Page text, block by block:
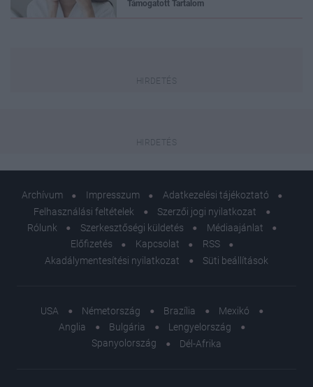
Támogatott Tartalom
Archívum Impresszum
Adatkezelési tájékoztató
Felhasználási feltételek
Szerzői jogi nyilatkozat
Rólunk
Szerkesztőségi küldetés
Médiaajánlat
Előfizetés
Kapcsolat
RSS
Akadálymentesítési nyilatkozat
Süti beállítások
USA Németország Brazília
Mexikó
Anglia
Bulgária
Lengyelország
Spanyolország
Dél-Afrika